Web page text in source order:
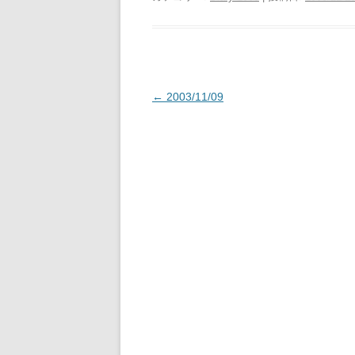
投
← 2003/11/09